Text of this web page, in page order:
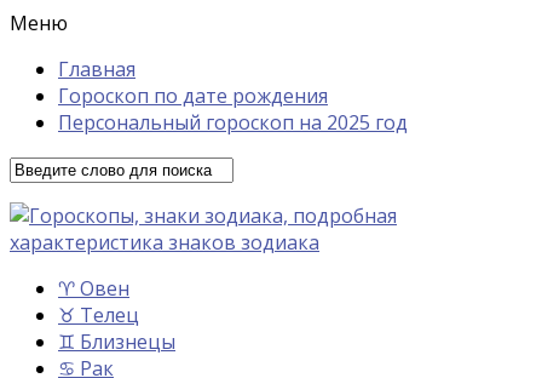
Меню
Главная
Гороскоп по дате рождения
Персональный гороскоп на 2025 год
♈ Овен
♉ Телец
♊ Близнецы
♋ Рак